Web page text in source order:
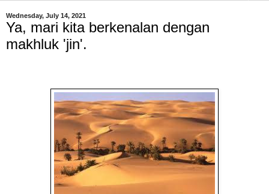
Wednesday, July 14, 2021
Ya, mari kita berkenalan dengan
makhluk 'jin'.